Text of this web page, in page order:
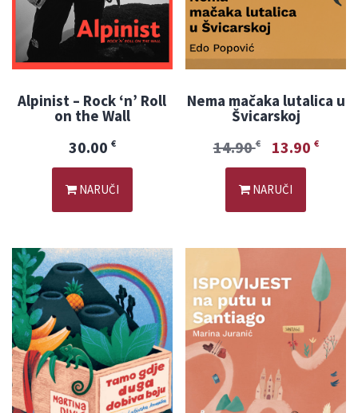
Alpinist – Rock ‘n’ Roll
on the Wall
30.00 €
NARUČI
Nema mačaka lutalica u
Švicarskoj
14.90€ 13.90 €
NARUČI